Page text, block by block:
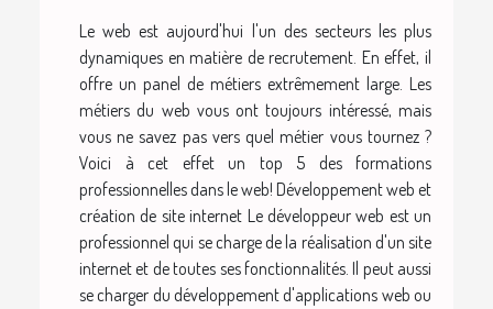
Le web est aujourd'hui l'un des secteurs les plus
dynamiques en matière de recrutement. En effet, il
offre un panel de métiers extrêmement large. Les
métiers du web vous ont toujours intéressé, mais
vous ne savez pas vers quel métier vous tournez ?
Voici à cet effet un top 5 des formations
professionnelles dans le web! Développement web et
création de site internet Le développeur web est un
professionnel qui se charge de la réalisation d'un site
internet et de toutes ses fonctionnalités. Il peut aussi
se charger du développement d'applications web ou